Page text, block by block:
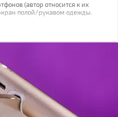
(автор относится к их
полой/рукавом одежды.
присмотритесь к дисплею,